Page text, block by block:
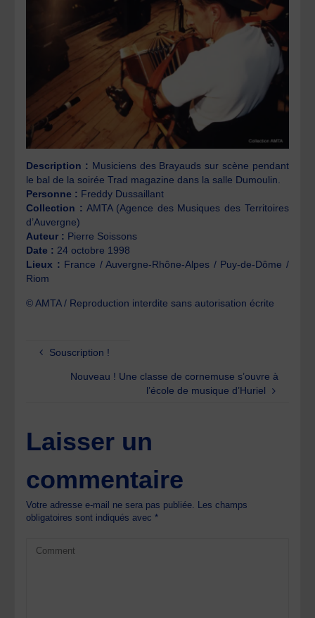
Description : Musiciens des Brayauds sur scène pendant
le bal de la soirée Trad magazine dans la salle Dumoulin.
Personne : Freddy Dussaillant
Collection : AMTA (Agence des Musiques des Territoires
d’Auvergne)
Auteur : Pierre Soissons
Date : 24 octobre 1998
Lieux : France / Auvergne-Rhône-Alpes / Puy-de-Dôme /
Riom
© AMTA / Reproduction interdite sans autorisation écrite
Souscription !
Nouveau ! Une classe de cornemuse s’ouvre à
l’école de musique d’Huriel
Laisser un
commentaire
Votre adresse e-mail ne sera pas publiée. Les champs
obligatoires sont indiqués avec*